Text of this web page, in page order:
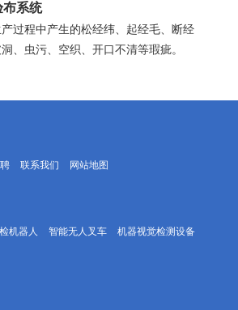
布系统
过程中产生的松经纬、起经毛、断经
、虫污、空织、开口不清等瑕疵。
联系我们 网站地图
机器人 智能无人叉车 机器视觉检测设备